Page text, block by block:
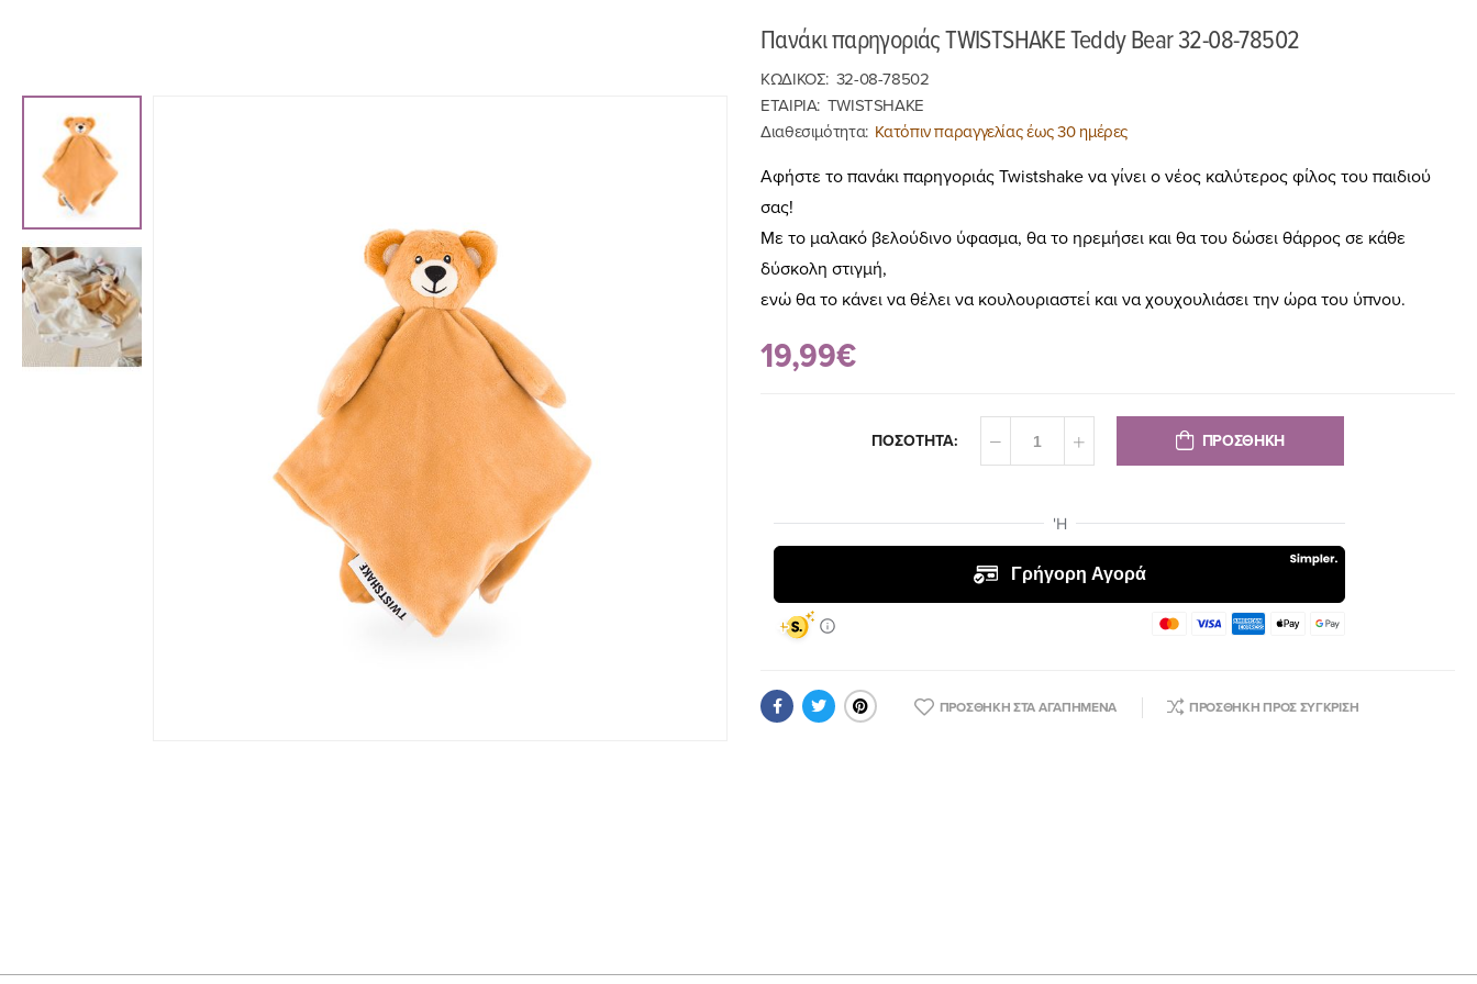
Πανάκι παρηγοριάς TWISTSHAKE Teddy Bear 32-08-78502
ΚΩΔΙΚΟΣ: 32-08-78502
ΕΤΑΙΡΙΑ: TWISTSHAKE
Διαθεσιμότητα: Κατόπιν παραγγελίας έως 30 ημέρες
Αφήστε το πανάκι παρηγοριάς Twistshake να γίνει ο νέος καλύτερος φίλος του παιδιού
σας!
Με το μαλακό βελούδινο ύφασμα, θα το ηρεμήσει και θα του δώσει θάρρος σε κάθε
δύσκολη στιγμή,
ενώ θα το κάνει να θέλει να κουλουριαστεί και να χουχουλιάσει την ώρα του ύπνου.
19,99€
ΠΟΣΟΤΗΤΑ: ΠΡΟΣΘΗΚΗ
ΠΡΟΣΘΉΚΗ ΣΤΑ ΑΓΑΠΗΜΈΝΑ ΠΡΟΣΘΉΚΗ ΠΡΟΣ ΣΎΓΚΡΙΣΗ